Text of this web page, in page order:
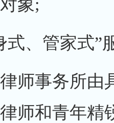
象;
管家式”
事务所由
师和青年精